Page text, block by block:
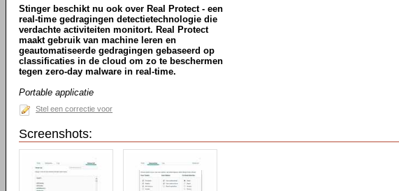
Stinger beschikt nu ook over Real Protect - een
real-time gedragingen detectietechnologie die
verdachte activiteiten monitort. Real Protect
maakt gebruik van machine leren en
geautomatiseerde gedragingen gebaseerd op
classificaties in de cloud om zo te beschermen
tegen zero-day malware in real-time.
Portable applicatie
Stel een correctie voor
Screenshots: